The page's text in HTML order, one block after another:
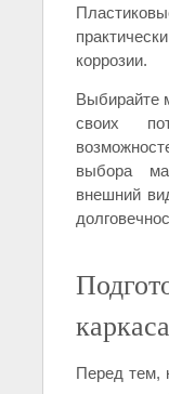
коррозии.
Выбирайте
своих
выбора
внешний
каркаса
Перед тем,